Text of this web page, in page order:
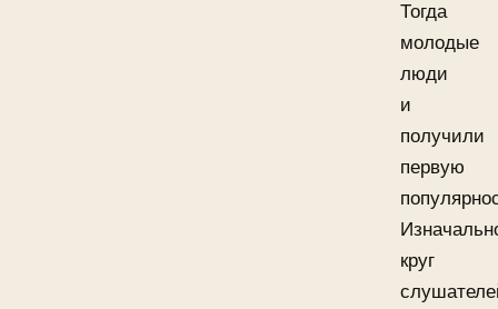
Тогда
молодые
люди
и
получили
первую
круг